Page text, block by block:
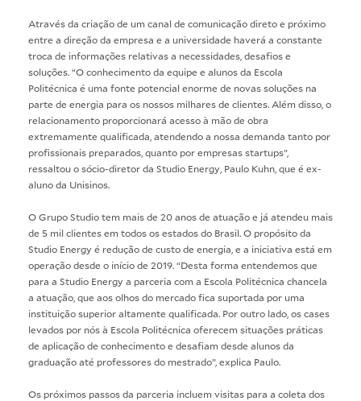
Através da criação de um canal de comunicação direto e próximo
entre a direção da empresa e a universidade haverá a constante
troca de informações relativas a necessidades, desafios e
soluções. “O conhecimento da equipe e alunos da Escola
Politécnica é uma fonte potencial enorme de novas soluções na
parte de energia para os nossos milhares de clientes. Além disso, o
relacionamento proporcionará acesso à mão de obra
extremamente qualificada, atendendo a nossa demanda tanto por
profissionais preparados, quanto por empresas startups”,
ressaltou o sócio-diretor da Studio Energy, Paulo Kuhn, que é ex-
aluno da Unisinos.
O Grupo Studio tem mais de 20 anos de atuação e já atendeu mais
de 5 mil clientes em todos os estados do Brasil. O propósito da
Studio Energy é redução de custo de energia, e a iniciativa está em
operação desde o início de 2019. “Desta forma entendemos que
para a Studio Energy a parceria com a Escola Politécnica chancela
a atuação, que aos olhos do mercado fica suportada por uma
instituição superior altamente qualificada. Por outro lado, os cases
levados por nós à Escola Politécnica oferecem situações práticas
de aplicação de conhecimento e desafiam desde alunos da
graduação até professores do mestrado”, explica Paulo.
Os próximos passos da parceria incluem visitas para a coleta dos